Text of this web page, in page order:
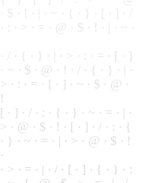
/ · { · } · | · > · : · = · [ · ]
~ · $ · @ · ! · / · { · } · | ·
· : · = · [ · ] · ~ · $ · @ ·
[ · ] · / · : · { · } · ~ · = · | ·
· @ · $ · ! · [ · ] · / · : · {
} · ~ · = · | · > · @ · $ · !
> · = · | · / · [ · ] · { · } · :